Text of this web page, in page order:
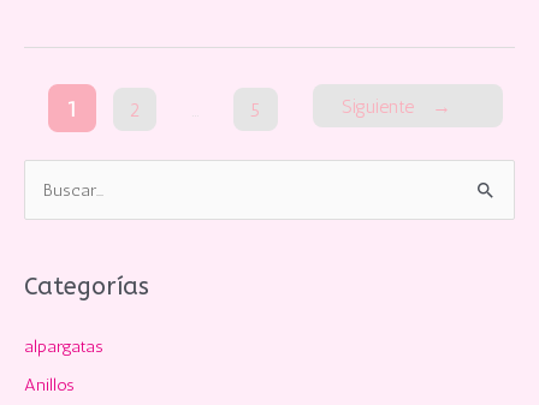
1 2 5 Siguiente →
c
r
p
Categorías
alpargatas
Anillos